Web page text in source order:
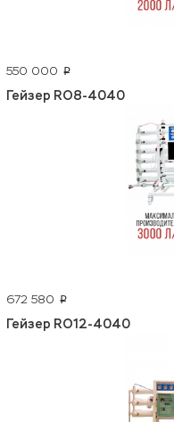
550 000 p
Гейзер RO8-4040
672 580 p
Гейзер RO12-4040